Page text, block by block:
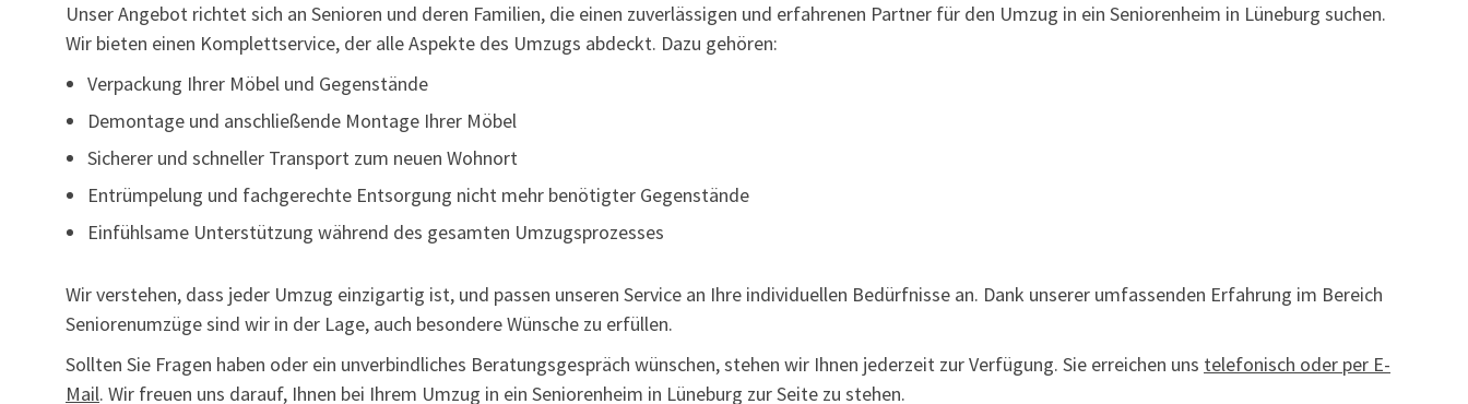
Unser Angebot richtet sich an Senioren und deren Familien, die einen zuverlässigen und erfahrenen Partner für den Umzug in ein Seniorenheim in Lüneburg suchen.
Wir bieten einen Komplettservice, der alle Aspekte des Umzugs abdeckt. Dazu gehören:
Verpackung Ihrer Möbel und Gegenstände
Demontage und anschließende Montage Ihrer Möbel
Sicherer und schneller Transport zum neuen Wohnort
Entrümpelung und fachgerechte Entsorgung nicht mehr benötigter Gegenstände
Einfühlsame Unterstützung während des gesamten Umzugsprozesses
Wir verstehen, dass jeder Umzug einzigartig ist, und passen unseren Service an Ihre individuellen Bedürfnisse an. Dank unserer umfassenden Erfahrung im Bereich
Seniorenumzüge sind wir in der Lage, auch besondere Wünsche zu erfüllen.
Sollten Sie Fragen haben oder ein unverbindliches Beratungsgespräch wünschen, stehen wir Ihnen jederzeit zur Verfügung. Sie erreichen uns telefonisch oder per E-
Mail. Wir freuen uns darauf, Ihnen bei Ihrem Umzug in ein Seniorenheim in Lüneburg zur Seite zu stehen.